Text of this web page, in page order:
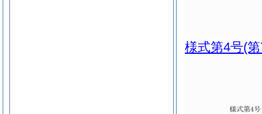
様式第4号(